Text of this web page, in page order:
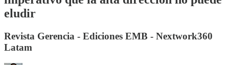
eludir
Revista Gerencia - Ediciones EMB - Nextwork360
Latam